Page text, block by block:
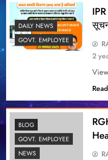
DAILY NEWS
GOVT. EMPLOYEE
2
BLOG
GOVT. EMPLOYEE
NEWS